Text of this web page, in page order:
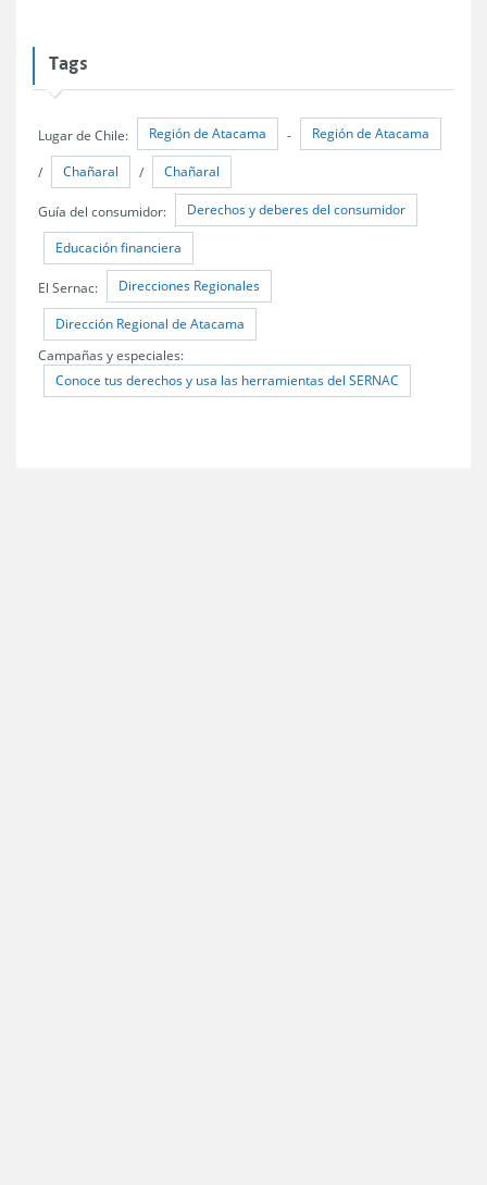
Tags
Lugar de Chile: Región de Atacama - Región de Atacama
/ Chañaral / Chañaral
Guía del consumidor: Derechos y deberes del consumidor
Educación financiera
El Sernac: Direcciones Regionales
Dirección Regional de Atacama
Campañas y especiales:
Conoce tus derechos y usa las herramientas del SERNAC